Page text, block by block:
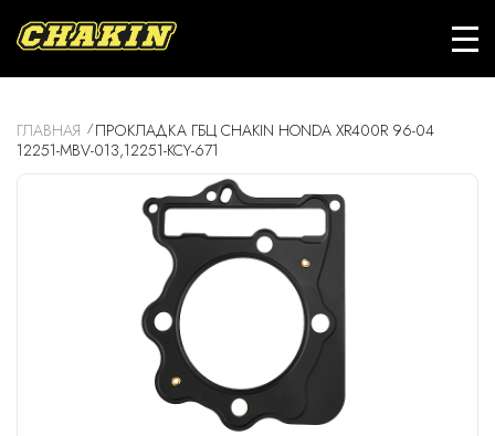
ГЛАВНАЯ
ПРОКЛАДКА ГБЦ CHAKIN HONDA XR400R 96-04
12251-MBV-013,12251-KCY-671